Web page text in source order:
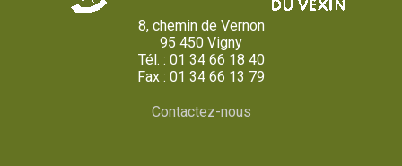
8, chemin de Vernon
95 450 Vigny
Tél. : 01 34 66 18 40
Fax : 01 34 66 13 79
Contactez-nous